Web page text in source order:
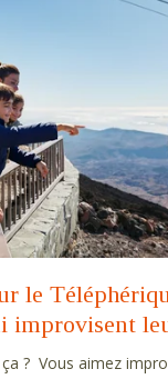
le
improvisent
? Vous aimez